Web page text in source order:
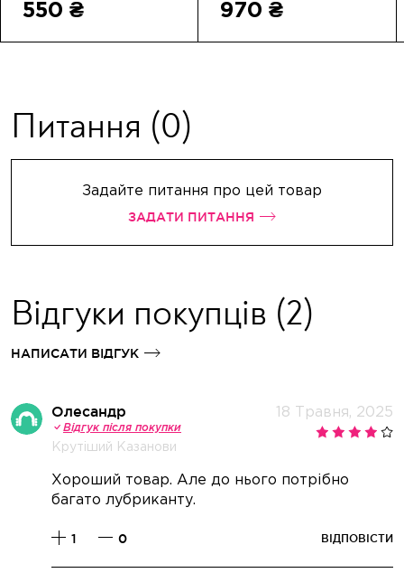
550 ₴ 970 ₴
Питання (0)
Задайте питання про цей товар
ЗАДАТИ ПИТАННЯ
Відгуки покупців (2)
НАПИСАТИ ВІДГУК
Олесандр
Відгук після покупки
Крутіший Казанови
18 Травня, 2025
Хороший товар. Але до нього потрібно
багато лубриканту.
1 0 ВІДПОВІСТИ